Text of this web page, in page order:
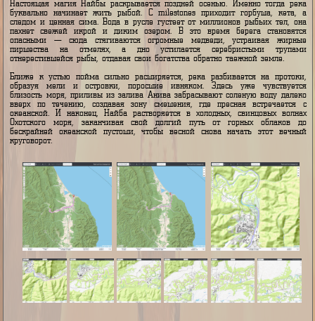
старых деревянных причалов, напоминающие о временах, когда по
сплавляли лес. Но цивилизация здесь кажется временной, легко
сильными дождями, которые часто превращают реку в бушующий
поток, выходящий из берегов и затапливающий пойменные луга.
Настоящая магия Найбы раскрывается поздней осенью. Именно
следом и ценная сима. Вода в русле густеет от миллионов рыбьих
пахнет свежей икрой и диким озером. В это время берега
опасными — сюда стягиваются огромные медведи, устраивая
пиршества на отмелях, а дно устилается серебристыми
отнерестившейся рыбы, отдавая свои богатства обратно таежной
Ближе к устью пойма сильно расширяется, река разбивается на
близость моря, приливы из залива Анива забрасывают соленую воду
вверх по течению, создавая зону смешения, где пресная
океанской. И наконец, Найба растворяется в холодных, свинцовых
Охотского моря, заканчивая свой долгий путь от горных
бескрайней океанской пустоши, чтобы весной снова начать этот
круговорот.